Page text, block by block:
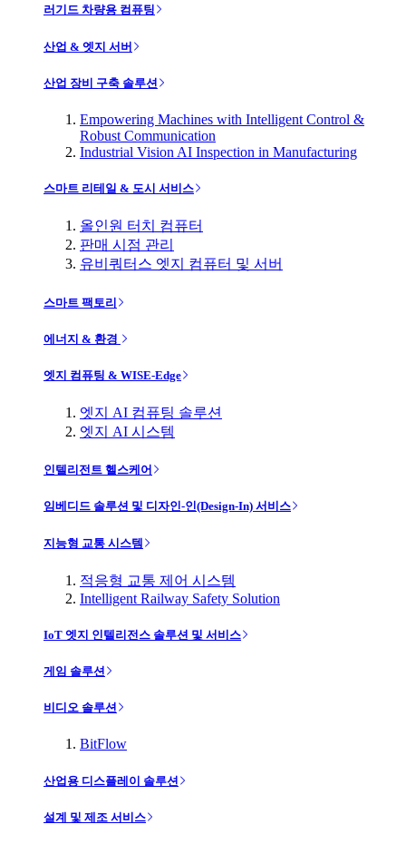
러기드 차량용 컴퓨팅
산업 & 엣지 서버
산업 장비 구축 솔루션
Empowering Machines with Intelligent Control &
Robust Communication
Industrial Vision AI Inspection in Manufacturing
스마트 리테일 & 도시 서비스
올인원 터치 컴퓨터
판매 시점 관리
유비쿼터스 엣지 컴퓨터 및 서버
스마트 팩토리
에너지 & 환경
엣지 컴퓨팅 & WISE-Edge
엣지 AI 컴퓨팅 솔루션
엣지 AI 시스템
인텔리전트 헬스케어
임베디드 솔루션 및 디자인-인(Design-In) 서비스
지능형 교통 시스템
적응형 교통 제어 시스템
Intelligent Railway Safety Solution
IoT 엣지 인텔리전스 솔루션 및 서비스
게임 솔루션
비디오 솔루션
BitFlow
산업용 디스플레이 솔루션
설계 및 제조 서비스